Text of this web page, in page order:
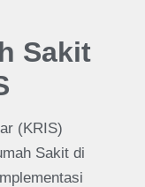
Sakit
(KRIS)
Sakit di